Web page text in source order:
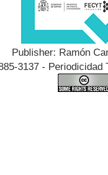
Publisher: Ramón
3137 -